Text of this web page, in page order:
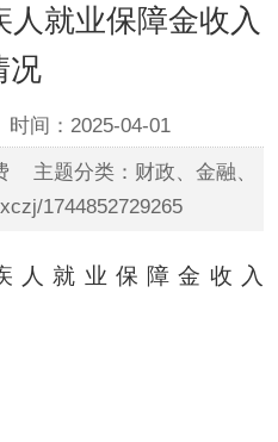
人就业保障金收入
况
时间：2025-04-01
主题分类：财政、金融、
1744852729265
人就业保障金收入